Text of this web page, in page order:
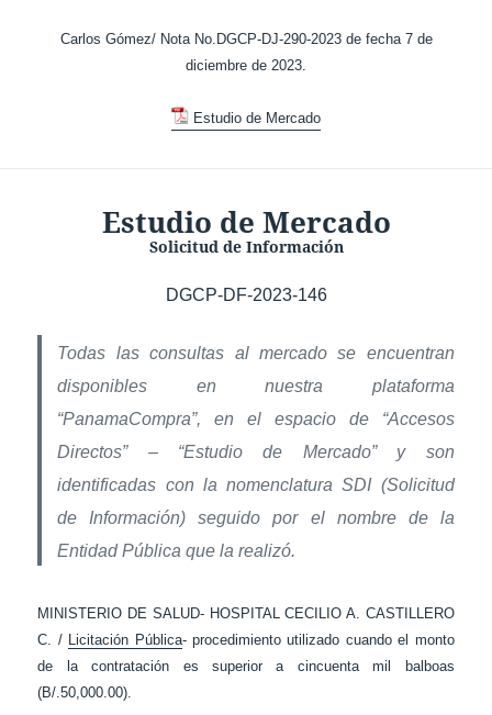
Carlos Gómez/ Nota No.DGCP-DJ-290-2023 de fecha 7 de
diciembre de 2023.
Estudio de Mercado
Estudio de Mercado
Solicitud de Información
DGCP-DF-2023-146
Todas las consultas al mercado se encuentran
disponibles en nuestra plataforma
“PanamaCompra”, en el espacio de “Accesos
Directos” – “Estudio de Mercado” y son
identificadas con la nomenclatura SDI (Solicitud
de Información) seguido por el nombre de la
Entidad Pública que la realizó.
MINISTERIO DE SALUD- HOSPITAL CECILIO A. CASTILLERO
C. / Licitación Pública- procedimiento utilizado cuando el monto
de la contratación es superior a cincuenta mil balboas
(B/.50,000.00).